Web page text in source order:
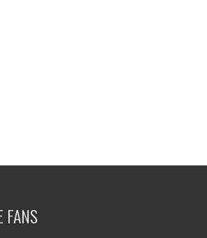
FANS